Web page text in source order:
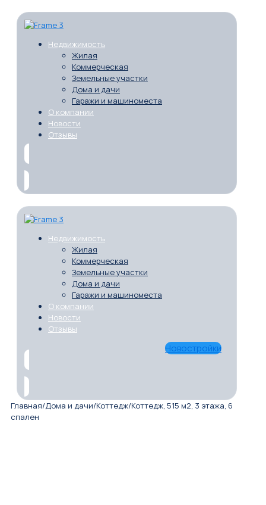
Недвижимость
Жилая
Коммерческая
Земельные участки
Дома и дачи
Гаражи и машиноместа
О компании
Новости
Отзывы
Недвижимость
Жилая
Коммерческая
Земельные участки
Дома и дачи
Гаражи и машиноместа
О компании
Новости
Отзывы
Новостройки
Главная/Дома и дачи/Коттедж/Коттедж, 515 м2, 3 этажа, 6
спален